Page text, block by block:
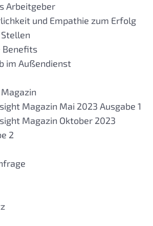
Arbeitgeber
und Empathie zum Erfolg
Benefits
im Außendienst
Magazin Mai 2023 Ausgabe 1
Magazin Oktober 2023
2